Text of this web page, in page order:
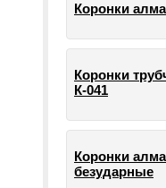
Коронки
Коронки
К-041
Коронки
безударные